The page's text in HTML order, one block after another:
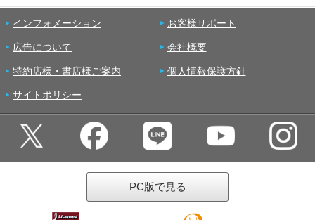
インフォメーション お客様サポート
広告について 会社概要
特約店様・書店様ご案内 個人情報保護方針
サイトポリシー
PC版で見る